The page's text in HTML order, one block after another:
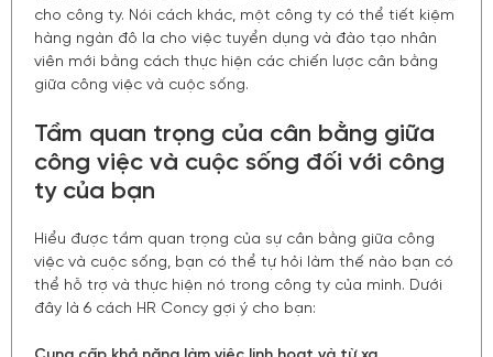
cho công ty. Nói cách khác, một công ty có thể tiết kiệm
hàng ngàn đô la cho việc tuyển dụng và đào tạo nhân
viên mới bằng cách thực hiện các chiến lược cân bằng
giữa công việc và cuộc sống.
Tầm quan trọng của cân bằng giữa
công việc và cuộc sống đối với công
ty của bạn
Hiểu được tầm quan trọng của sự cân bằng giữa công
việc và cuộc sống, bạn có thể tự hỏi làm thế nào bạn có
thể hỗ trợ và thực hiện nó trong công ty của mình. Dưới
đây là 6 cách HR Concy gợi ý cho bạn: